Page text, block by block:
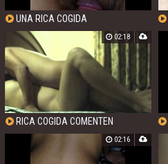
UNA RICA COGIDA
RICA COGIDA COMENTEN
02:18
02:16